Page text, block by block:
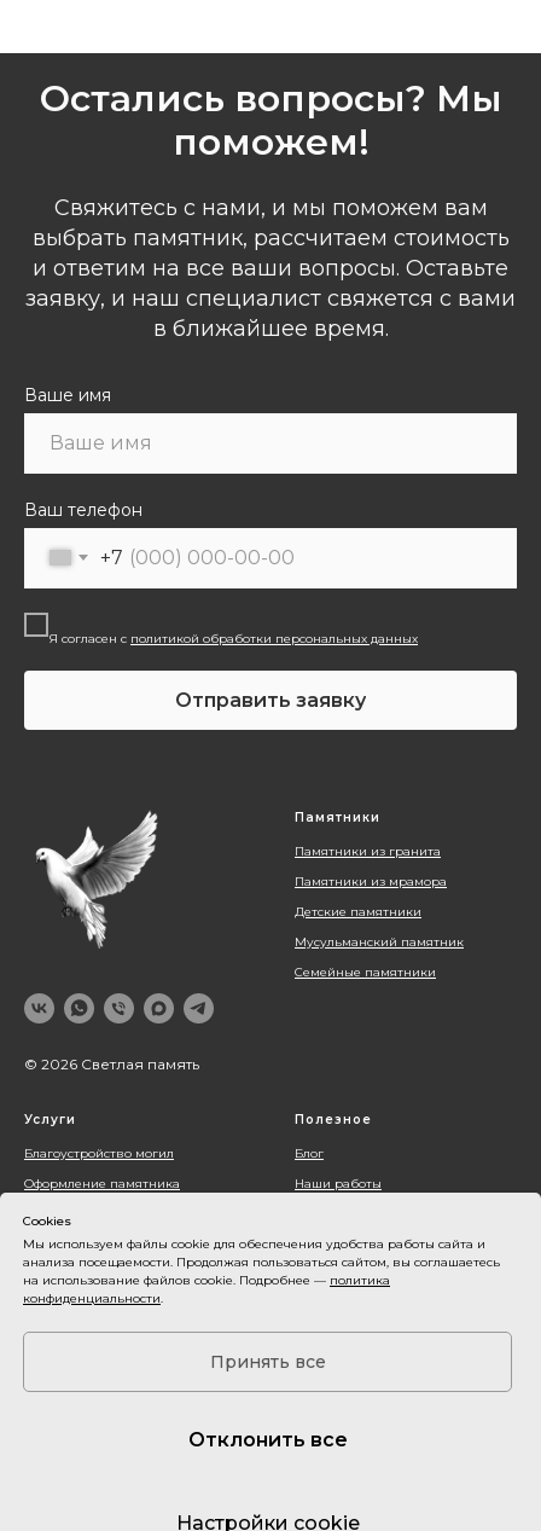
Cookies
Мы используем файлы cookie для обеспечения удобства работы сайта и
анализа посещаемости. Продолжая пользоваться сайтом, вы соглашаетесь
на использование файлов cookie. Подробнее — политика
конфиденциальности.
Принять все
Отклонить все
Настройки cookie
Остались вопросы? Мы
поможем!
Свяжитесь с нами, и мы поможем вам
выбрать памятник, рассчитаем стоимость
и ответим на все ваши вопросы. Оставьте
заявку, и наш специалист свяжется с вами
в ближайшее время.
Ваше имя
Ваш телефон
+7
Я согласен с политикой обработки персональных данных
Отправить заявку
© 2026 Светлая память
Памятники
Памятники из гранита
Памятники из мрамора
Детские памятники
Мусульманский памятник
Семейные памятники
Услуги
Благоустройство могил
Оформление памятника
Установка памятника
Полезное
Блог
Наши работы
Контакты
Карта сайта
коммерческих проектах. Данные предоставленные на сайте не являются